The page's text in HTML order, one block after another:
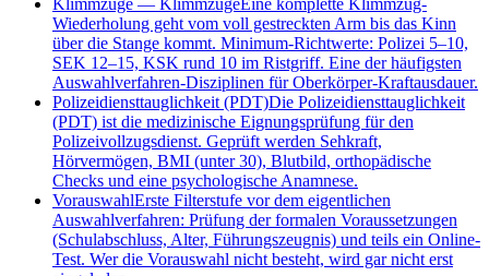
Klimmzüge — KlimmzügeEine komplette Klimmzug-
Wiederholung geht vom voll gestreckten Arm bis das Kinn
über die Stange kommt. Minimum-Richtwerte: Polizei 5–10,
SEK 12–15, KSK rund 10 im Ristgriff. Eine der häufigsten
Auswahlverfahren-Disziplinen für Oberkörper-Kraftausdauer.
Polizeidiensttauglichkeit (PDT)Die Polizeidiensttauglichkeit
(PDT) ist die medizinische Eignungsprüfung für den
Polizeivollzugsdienst. Geprüft werden Sehkraft,
Hörvermögen, BMI (unter 30), Blutbild, orthopädische
Checks und eine psychologische Anamnese.
VorauswahlErste Filterstufe vor dem eigentlichen
Auswahlverfahren: Prüfung der formalen Voraussetzungen
(Schulabschluss, Alter, Führungszeugnis) und teils ein Online-
Test. Wer die Vorauswahl nicht besteht, wird gar nicht erst